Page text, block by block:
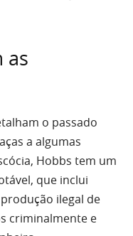
as
o passado
a algumas
Hobbs tem um
que inclui
ilegal de
criminalmente e